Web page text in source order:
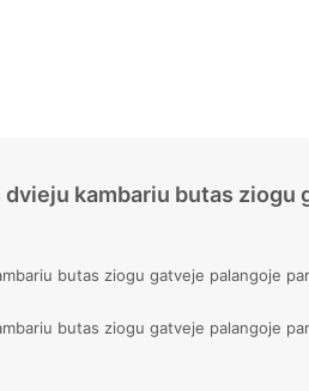
dvieju kambariu butas
butas ziogu gatveje palangoje
butas ziogu gatveje palangoje